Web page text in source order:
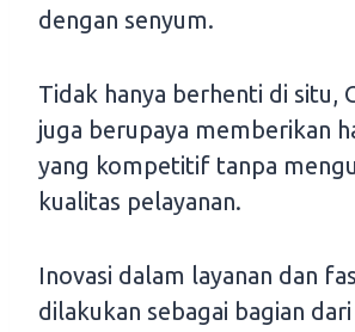
dengan senyum.
Tidak hanya berhenti di situ,
juga berupaya memberikan
yang kompetitif tanpa
kualitas pelayanan.
Inovasi dalam layanan dan
dilakukan sebagai bagian